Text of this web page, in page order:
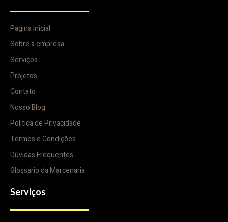
Pagina Inicial
Sobre a empresa
Serviços
Projetos
Contato
Nosso Blog
Politica de Privacidade
Termos e Condições
Dúvidas Frequentes
Glossário da Marcenaria
Serviços